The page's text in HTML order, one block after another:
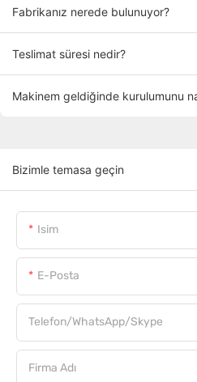
Fabrikanız nerede bulunuyor?
Teslimat süresi nedir?
Makinem geldiğinde kurulumunu
Bizimle temasa geçin
Isim
E-Posta
Telefon/WhatsApp/Skype
Firma Adı